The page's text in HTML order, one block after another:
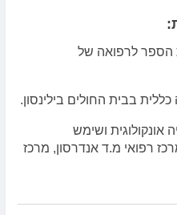
הספר לרפואה של
בבית החולים בילינסון.
אונקולוגית ושימש
רפואי מ.ד אנדרסון, מרכז